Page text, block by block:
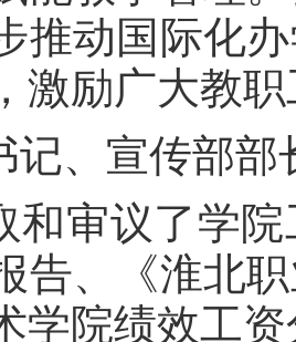
推动国际化
激励广大教
记、宣传部
和审议了学
告、《淮北
学院绩效工